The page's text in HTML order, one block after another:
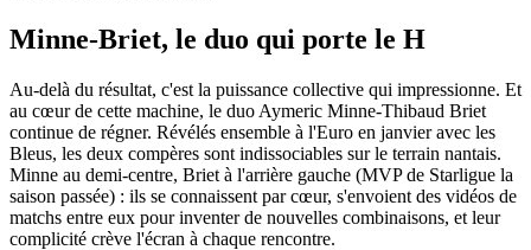
Minne-Briet, le duo qui porte le H
Au-delà du résultat, c'est la puissance collective qui impressionne. Et
au cœur de cette machine, le duo Aymeric Minne-Thibaud Briet
continue de régner. Révélés ensemble à l'Euro en janvier avec les
Bleus, les deux compères sont indissociables sur le terrain nantais.
Minne au demi-centre, Briet à l'arrière gauche (MVP de Starligue la
saison passée) : ils se connaissent par cœur, s'envoient des vidéos de
matchs entre eux pour inventer de nouvelles combinaisons, et leur
complicité crève l'écran à chaque rencontre.